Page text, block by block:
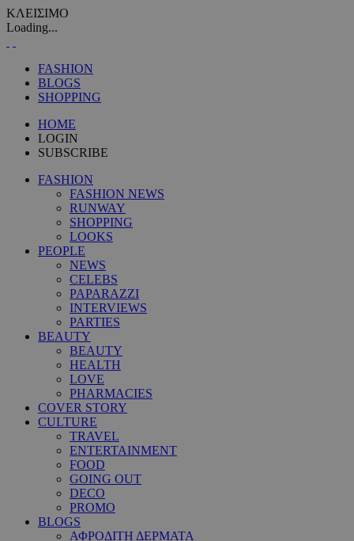
ΚΛΕΙΣΙΜΟ
Loading...
FASHION
BLOGS
SHOPPING
HOME
LOGIN
SUBSCRIBE
FASHION
FASHION NEWS
RUNWAY
SHOPPING
LOOKS
PEOPLE
NEWS
CELEBS
PAPARAZZI
INTERVIEWS
PARTIES
BEAUTY
BEAUTY
HEALTH
LOVE
PHARMACIES
COVER STORY
CULTURE
TRAVEL
ENTERTAINMENT
FOOD
GOING OUT
DECO
PROMO
BLOGS
ΑΦΡΟΔΙΤΗ ΔΕΡΜΑΤΑ